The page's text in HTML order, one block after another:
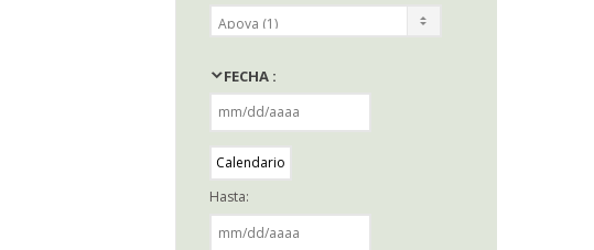
FECHA :
Calendario
Hasta: